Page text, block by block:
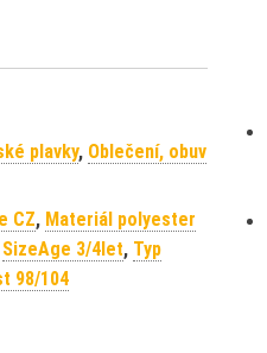
plavky, Oblečení, obuv
CZ, Materiál polyester
SizeAge 3/4let, Typ
98/104